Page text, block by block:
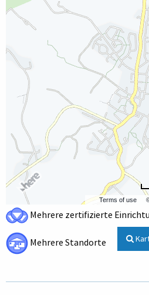
Terms of use
Mehrere zertifizierte
Mehrere Standorte